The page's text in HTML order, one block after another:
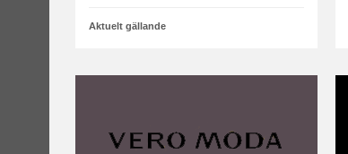
Aktuelt gällande